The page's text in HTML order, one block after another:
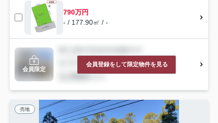
790万円
- / 177.90㎡ / -
会員限定
会員登録をして限定物件を見る
売地